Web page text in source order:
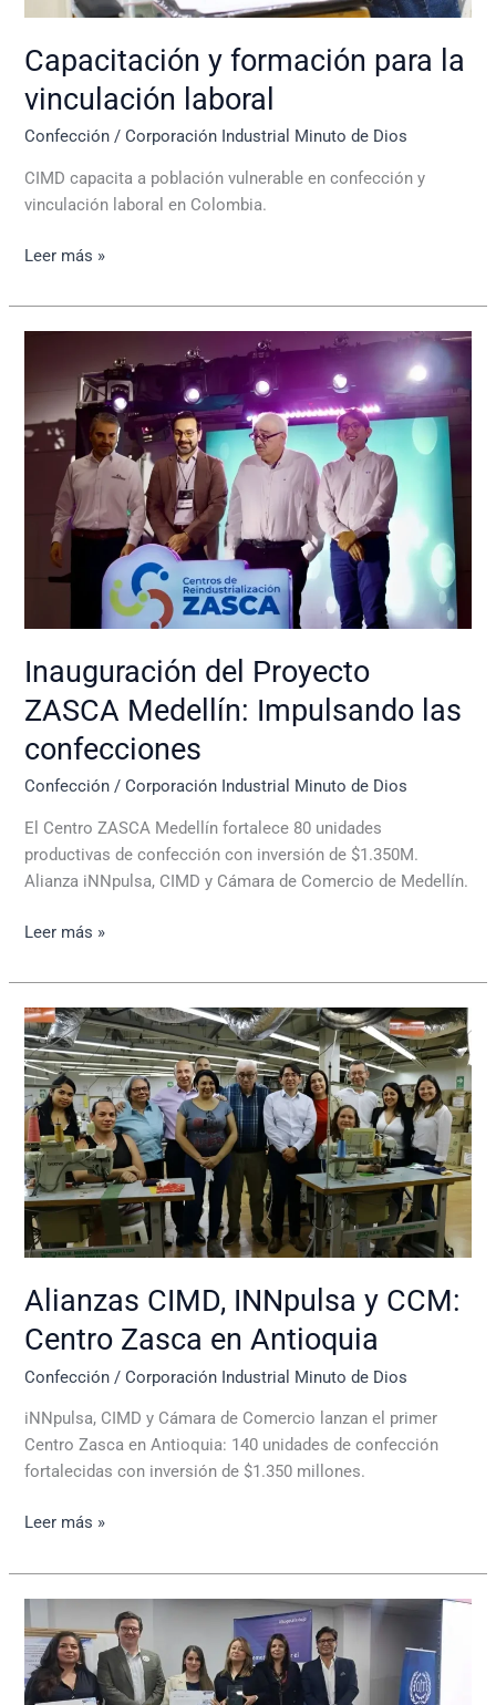
Capacitación y formación para la
vinculación laboral
Confección /Corporación Industrial Minuto de Dios
CIMD capacita a población vulnerable en confección y
vinculación laboral en Colombia.
Leer más »
Inauguración del Proyecto
ZASCA Medellín: Impulsando las
confecciones
Confección /Corporación Industrial Minuto de Dios
El Centro ZASCA Medellín fortalece 80 unidades
productivas de confección con inversión de $1.350M.
Alianza iNNpulsa, CIMD y Cámara de Comercio de Medellín.
Proyecto
ZASCA
Medellín:
Impulsando
confecciones
Leer más »
Alianzas CIMD, INNpulsa y CCM:
Centro Zasca en Antioquia
Confección /Corporación Industrial Minuto de Dios
iNNpulsa, CIMD y Cámara de Comercio lanzan el primer
Centro Zasca en Antioquia: 140 unidades de confección
fortalecidas con inversión de $1.350 millones.
Alianzas
CIMD,
INNpulsa
y
CCM:
Centro
Zasca
en
Antioquia
Leer más »
CIMD,
UNIMINUTO
y